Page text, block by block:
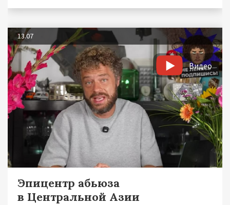
13.07
Видео
Эпицентр абьюза
в Центральной Азии